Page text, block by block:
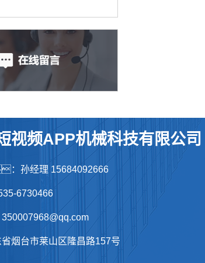
视频APP机械科技有限公司
孙经理 15684092666
6730466
烟台市莱山区隆昌路157号